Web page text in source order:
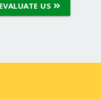
EVALUATE US